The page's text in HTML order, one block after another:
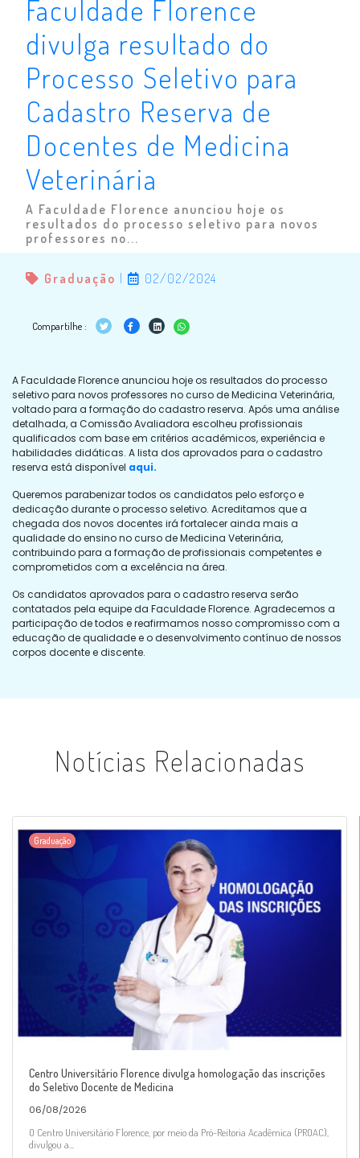
Faculdade Florence
divulga resultado do
Processo Seletivo para
Cadastro Reserva de
Docentes de Medicina
Veterinária
A Faculdade Florence anunciou hoje os
resultados do processo seletivo para novos
professores no...
Graduação | 02/02/2024
Compartilhe :
A Faculdade Florence anunciou hoje os resultados do processo
seletivo para novos professores no curso de Medicina Veterinária,
voltado para a formação do cadastro reserva. Após uma análise
detalhada, a Comissão Avaliadora escolheu profissionais
qualificados com base em critérios acadêmicos, experiência e
habilidades didáticas. A lista dos aprovados para o cadastro
reserva está disponível aqui.
Queremos parabenizar todos os candidatos pelo esforço e
dedicação durante o processo seletivo. Acreditamos que a
chegada dos novos docentes irá fortalecer ainda mais a
qualidade do ensino no curso de Medicina Veterinária,
contribuindo para a formação de profissionais competentes e
comprometidos com a excelência na área.
Os candidatos aprovados para o cadastro reserva serão
contatados pela equipe da Faculdade Florence. Agradecemos a
participação de todos e reafirmamos nosso compromisso com a
educação de qualidade e o desenvolvimento contínuo de nossos
corpos docente e discente.
Notícias Relacionadas
Graduação
Centro Universitário Florence divulga homologação das inscrições
do Seletivo Docente de Medicina
06/08/2026
O Centro Universitário Florence, por meio da Pró-Reitoria Acadêmica (PROAC),
divulgou a...